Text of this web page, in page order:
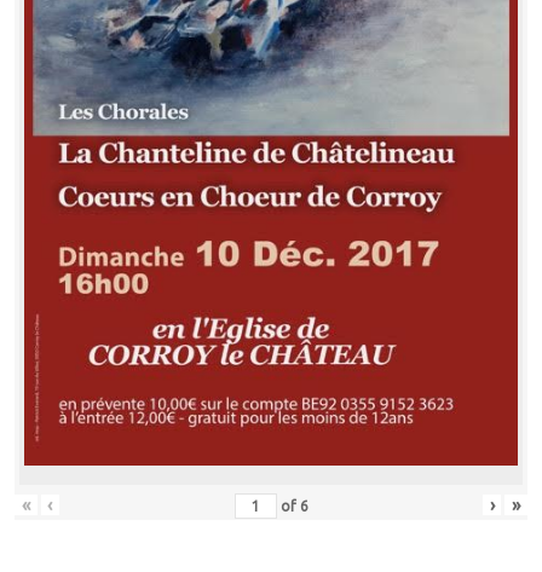
« ‹ of 6 › »